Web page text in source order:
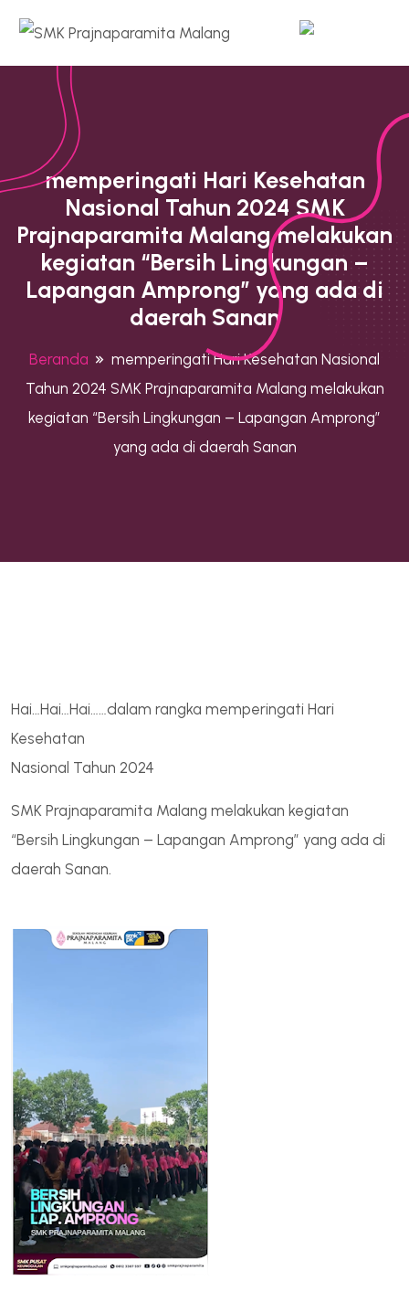
memperingati Hari Kesehatan
Nasional Tahun 2024 SMK
Prajnaparamita Malang melakukan
kegiatan “Bersih Lingkungan –
Lapangan Amprong” yang ada di
daerah Sanan
Beranda
memperingati Hari Kesehatan Nasional
Tahun 2024 SMK Prajnaparamita Malang melakukan
kegiatan “Bersih Lingkungan – Lapangan Amprong”
yang ada di daerah Sanan
Hai…Hai…Hai……dalam rangka memperingati Hari
Kesehatan
Nasional Tahun 2024
SMK Prajnaparamita Malang melakukan kegiatan
“Bersih Lingkungan – Lapangan Amprong” yang ada di
daerah Sanan.